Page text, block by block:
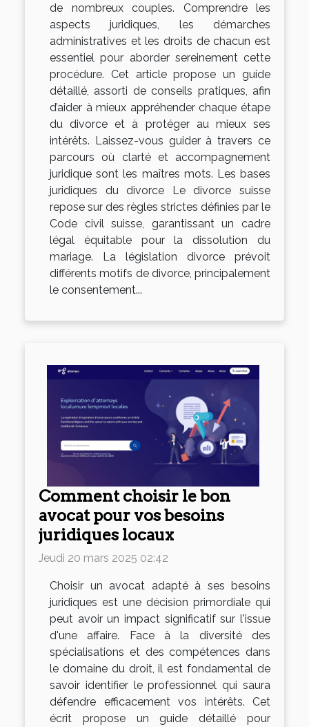
de nombreux couples. Comprendre les
aspects juridiques, les démarches
administratives et les droits de chacun est
essentiel pour aborder sereinement cette
procédure. Cet article propose un guide
détaillé, assorti de conseils pratiques, afin
d’aider à mieux appréhender chaque étape
du divorce et à protéger au mieux ses
intérêts. Laissez-vous guider à travers ce
parcours où clarté et accompagnement
juridique sont les maîtres mots. Les bases
juridiques du divorce Le divorce suisse
repose sur des règles strictes définies par le
Code civil suisse, garantissant un cadre
légal équitable pour la dissolution du
mariage. La législation divorce prévoit
différents motifs de divorce, principalement
le consentement...
Comment choisir le bon
avocat pour vos besoins
juridiques locaux
Jeudi 20 mars 2025 02:42
Choisir un avocat adapté à ses besoins
juridiques est une décision primordiale qui
peut avoir un impact significatif sur l'issue
d'une affaire. Face à la diversité des
spécialisations et des compétences dans
le domaine du droit, il est fondamental de
savoir identifier le professionnel qui saura
défendre efficacement vos intérêts. Cet
écrit propose un guide détaillé pour